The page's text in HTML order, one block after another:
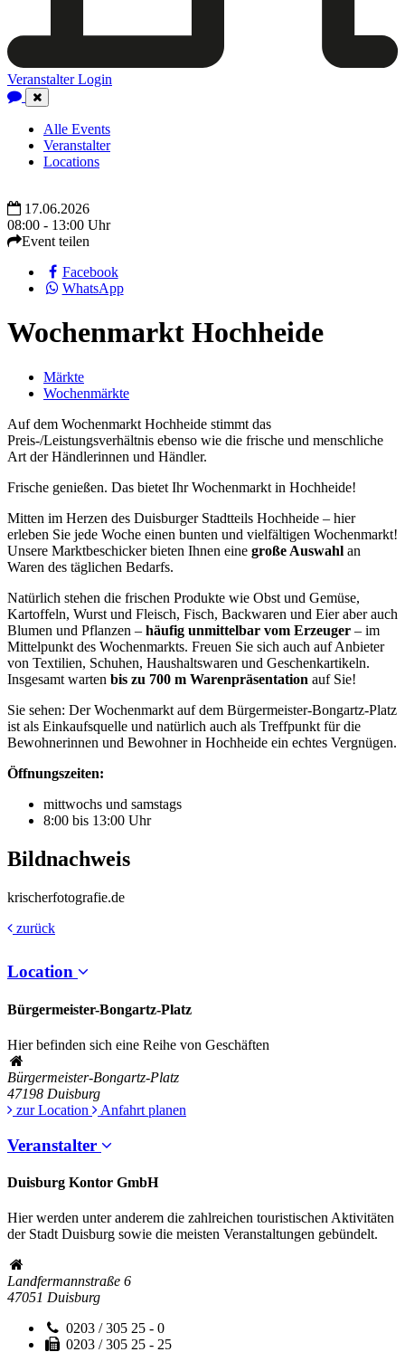
Veranstalter Login
Close
Navigation
Alle Events
Veranstalter
Locations
17.06.2026
08:00 - 13:00 Uhr
Event teilen
Facebook
WhatsApp
Wochenmarkt Hochheide
Märkte
Wochenmärkte
Auf dem Wochenmarkt Hochheide stimmt das
Preis-/Leistungsverhältnis ebenso wie die frische und menschliche
Art der Händlerinnen und Händler.
Frische genießen. Das bietet Ihr Wochenmarkt in Hochheide!
Mitten im Herzen des Duisburger Stadtteils Hochheide – hier
erleben Sie jede Woche einen bunten und vielfältigen Wochenmarkt!
Unsere Marktbeschicker bieten Ihnen eine große Auswahl an
Waren des täglichen Bedarfs.
Natürlich stehen die frischen Produkte wie Obst und Gemüse,
Kartoffeln, Wurst und Fleisch, Fisch, Backwaren und Eier aber auch
Blumen und Pflanzen – häufig unmittelbar vom Erzeuger – im
Mittelpunkt des Wochenmarkts. Freuen Sie sich auch auf Anbieter
von Textilien, Schuhen, Haushaltswaren und Geschenkartikeln.
Insgesamt warten bis zu 700 m Warenpräsentation auf Sie!
Sie sehen: Der Wochenmarkt auf dem Bürgermeister-Bongartz-Platz
ist als Einkaufsquelle und natürlich auch als Treffpunkt für die
Bewohnerinnen und Bewohner in Hochheide ein echtes Vergnügen.
Öffnungszeiten:
mittwochs und samstags
8:00 bis 13:00 Uhr
Bildnachweis
krischerfotografie.de
zurück
Location
Bürgermeister-Bongartz-Platz
Hier befinden sich eine Reihe von Geschäften
Bürgermeister-Bongartz-Platz
47198 Duisburg
zur Location
Anfahrt planen
Veranstalter
Duisburg Kontor GmbH
Hier werden unter anderem die zahlreichen touristischen Aktivitäten
der Stadt Duisburg sowie die meisten Veranstaltungen gebündelt.
Landfermannstraße 6
47051 Duisburg
0203 / 305 25 - 0
0203 / 305 25 - 25